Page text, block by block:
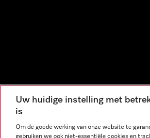
Uw huidige instelling met
is
Om de goede werking van onze website te
gebruiken we ook niet-essentiële cookies en